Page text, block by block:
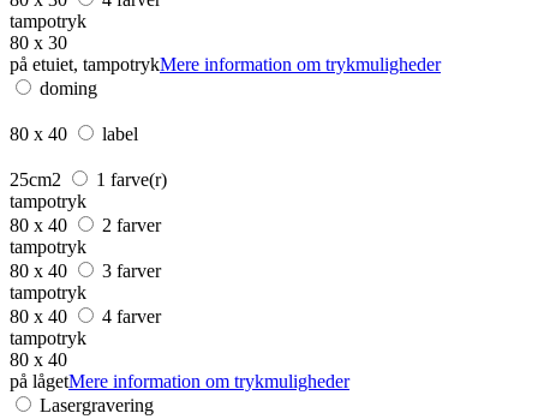
tampotryk
80 x 30
på etuiet, tampotrykMere information om trykmuligheder
doming
80 x 40 label
25cm2
1 farve(r)
tampotryk
80 x 40
2 farver
tampotryk
80 x 40
3 farver
tampotryk
80 x 40
4 farver
tampotryk
80 x 40
på lågetMere information om trykmuligheder
Lasergravering